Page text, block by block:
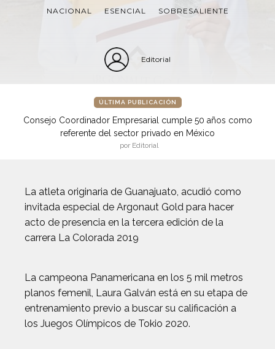
NACIONAL ESENCIAL SOBRESALIENTE
Editorial
ÚLTIMA PUBLICACIÓN
Consejo Coordinador Empresarial cumple 50 años como
referente del sector privado en México
por Editorial
La atleta originaria de Guanajuato, acudió como
invitada especial de Argonaut Gold para hacer
acto de presencia en la tercera edición de la
carrera La Colorada 2019
La campeona Panamericana en los 5 mil metros
planos femenil, Laura Galván está en su etapa de
entrenamiento previo a buscar su calificación a
los Juegos Olímpicos de Tokio 2020.